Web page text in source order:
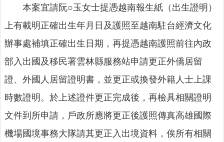
規
章
FAQ
網
站
導
覽
雲
本案宜請阮○玉女士提憑越南報生紙（出生證明）
上有載明正確出生年月日及護照至越南駐台經濟文化
辦事處補填正確出生日期，再提憑越南護照前往內政
部入出國及移民署雲林縣服務站申請更正外僑居留
證、外國人居留證明書，並更正或換發外籍人士上課
時數證明。於上述證件更正完成後，再檢具相關證明
文件到所申請，戶政所應將更正後護照傳真高雄國際
機場國境事務大隊請其更正入出境資料，俟所有相關